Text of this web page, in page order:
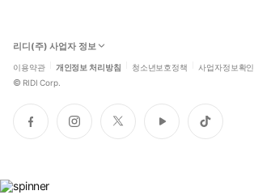
리디(주) 사업자 정보
이용약관 개인정보 처리방침 청소년보호정책 사업자정보확인
© RIDI Corp.
페
이
인
스
트
위
유
튜
틱
톡